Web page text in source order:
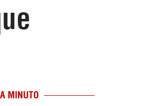
MINUTO